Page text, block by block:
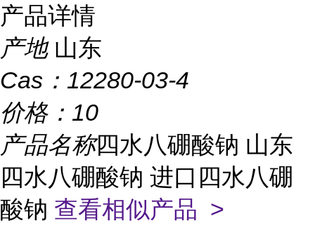
产品详情
产地 山东
Cas： 12280-03-4
价格： 10
产品名称四水八硼酸钠 山东
四水八硼酸钠 进口四水八硼
酸钠 查看相似产品 >